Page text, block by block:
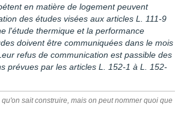
en matière de logement peuvent
des études visées aux articles L. 111-9
l'étude thermique et la performance
doivent être communiquées dans le mois
refus de communication est passible des
prévues par les articles L. 152-1 à L. 152-
sait construire, mais on peut nommer quoi que